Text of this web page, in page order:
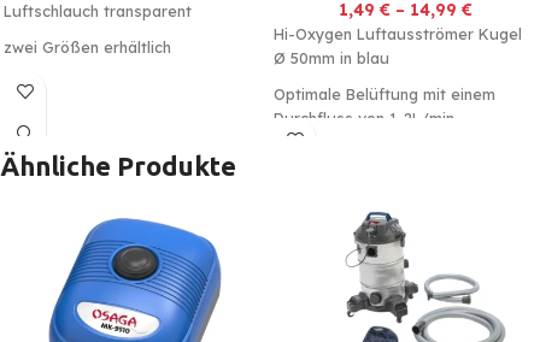
Luftschlauch transparent
zwei Größen erhältlich
1,49 €– 14,99 €
Hi-Oxygen Luftausströmer Kugel
Ø 50mm in blau
Optimale Belüftung mit einem
Durchfluss von 1-2L/min
Ähnliche Produkte